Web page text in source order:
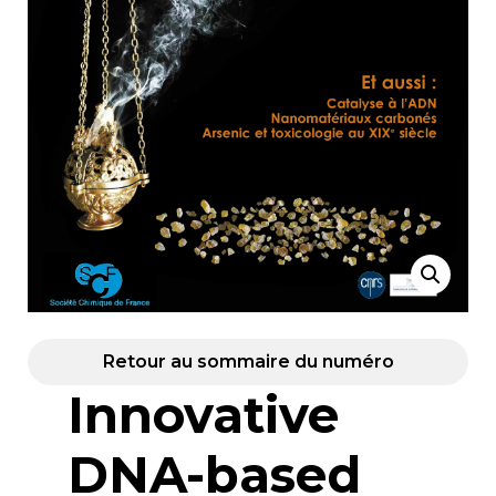
Retour au sommaire du numéro
Innovative
DNA-based